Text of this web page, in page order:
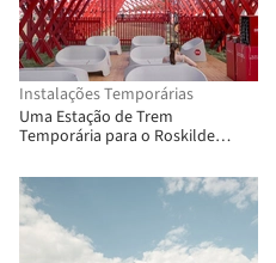
Instalações Temporárias
Uma Estação de Trem
Temporária para o Roskilde